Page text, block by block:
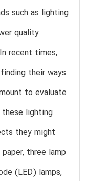
such as lighting
quality
recent times,
their ways
to evaluate
lighting
they might
three lamp
(LED) lamps,